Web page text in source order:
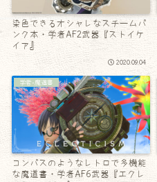
染色できるオシャレなスチームパ
ンク本・学者AF2武器『ストイケ
イア』
2020.09.04
学者-魔道書
コンパスのようなレトロで多機能
な魔道書・学者AF6武器『エクレ